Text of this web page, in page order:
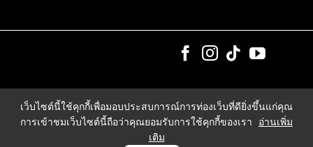
เว็บไซต์นี้ใช้คุกกี้เพื่อมอบประสบการณ์การท่องเว็บที่ดียิ่งขึ้นแก่คุณ
การเข้าชมเว็บไซต์นี้ถือว่าคุณยอมรับการใช้คุกกี้ของเรา
อ่านเพิ่ม
เติม